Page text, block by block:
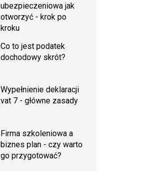
ubezpieczeniowa jak
otworzyć - krok po
kroku
Co to jest podatek
dochodowy skrót?
Wypełnienie deklaracji
vat 7 - główne zasady
Firma szkoleniowa a
biznes plan - czy warto
go przygotować?